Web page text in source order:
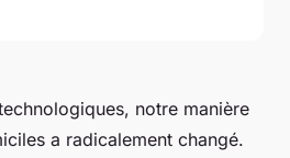
notre manière
a radicalement changé.